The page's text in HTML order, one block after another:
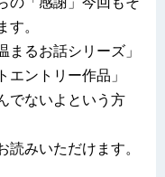
す。
るお話シリーズ」
エントリー作品」
でないよという方
みいただけます。